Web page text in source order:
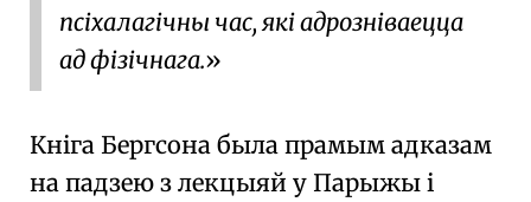
псіхалагічны час, які адрозніваецца
ад фізічнага.
Кніга Бергсона была прамым адказам
на падзею з лекцыяй у Парыжы і